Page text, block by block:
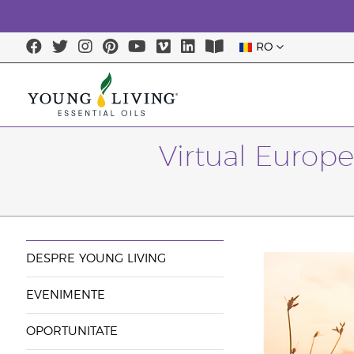
RO
Virtual
DESPRE YOUNG LIVING
EVENIMENTE
OPORTUNITATE